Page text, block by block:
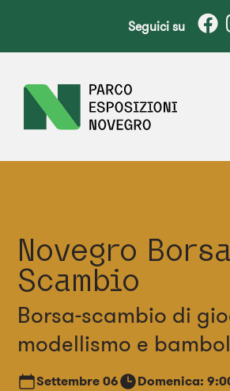
Seguici su
Novegro Borsa
Scambio
Borsa-scambio di
modellismo e
d’epoca.
Settembre06
Domenica: